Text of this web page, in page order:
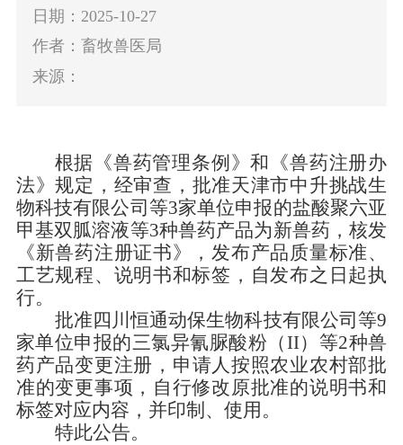
日期：2025-10-27
作者：畜牧兽医局
来源：
根据《兽药管理条例》和
《兽药注册办
法》规定，经审查， 批准天津市中升挑战生
物科技有限公司 等3家单位申报的盐酸聚六亚
甲基双胍溶液等3种兽药产品为新兽药， 核发
《新兽药注册证书》，发布产品质量标准、
工艺规程、说明书和标签，自发布之日起执
行。
批准四川恒通动保生物科技有限公司等9
家单位申报的三氯异氰脲酸粉（II）等2种兽
药产品变更注册 ，申请人按照农业农村部批
准的变更事项，自行修改原批准的说明书和
标签对应内容，并印制、使用。
特此公告。